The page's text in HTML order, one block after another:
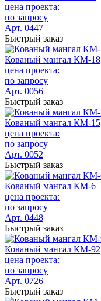
цена проекта:
по запросу
Арт. 0447
Быстрый заказ
Кованый мангал КМ-18
цена проекта:
по запросу
Арт. 0056
Быстрый заказ
Кованый мангал КМ-15
цена проекта:
по запросу
Арт. 0052
Быстрый заказ
Кованый мангал КМ-6
цена проекта:
по запросу
Арт. 0448
Быстрый заказ
Кованый мангал КМ-92
цена проекта:
по запросу
Арт. 0726
Быстрый заказ